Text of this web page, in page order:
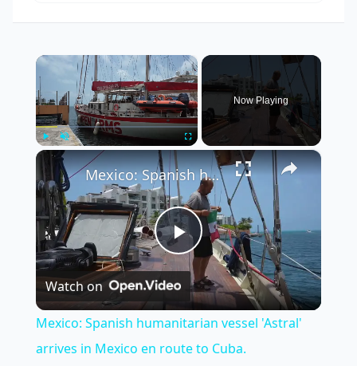
×
Play Unmute Fullscreen
Now Playing
×
Play
Video
Mexico: Spanish humanitarian vessel 'Astral' arrives in Mexico en route to Cuba.
Watch on
Mexico: Spanish humanitarian vessel 'Astral'
arrives in Mexico en route to Cuba.